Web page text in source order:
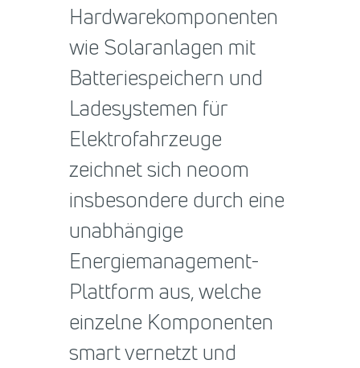
Hardwarekomponenten
wie Solaranlagen mit
Batteriespeichern und
Ladesystemen für
Elektrofahrzeuge
zeichnet sich neoom
insbesondere durch eine
unabhängige
Energiemanagement-
Plattform aus, welche
einzelne Komponenten
smart vernetzt und